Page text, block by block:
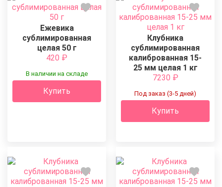
Ежевика
сублимированная
целая 50 г
420 ₽
В наличии на складе
Купить
Клубника
сублимированная
калиброванная 15-
25 мм целая 1 кг
7230 ₽
Под заказ (3-5 дней)
Купить